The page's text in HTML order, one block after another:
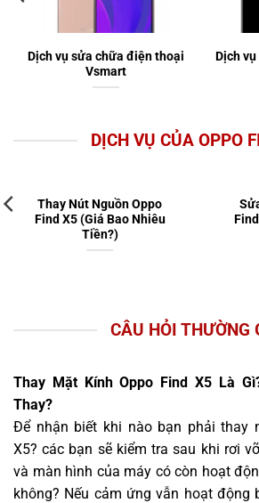
Dịch vụ sửa chữa điện thoại
Vsmart
Dịch
DỊCH VỤ CỦA OPPO
Thay Nút Nguồn Oppo
Find X5 (Giá Bao Nhiêu
Tiền?)
CÂU HỎI THƯỜNG
Thay Mặt Kính Oppo Find X5 Là
Thay?
Để nhận biết khi nào bạn phải thay
X5? các bạn sẽ kiểm tra sau khi rơi
và màn hình của máy có còn hoạt
không? Nếu cảm ứng vẫn hoạt động